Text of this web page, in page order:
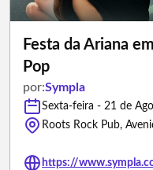
Festa da Ariana
Pop
por:Sympla
Sexta-feira - 21 de